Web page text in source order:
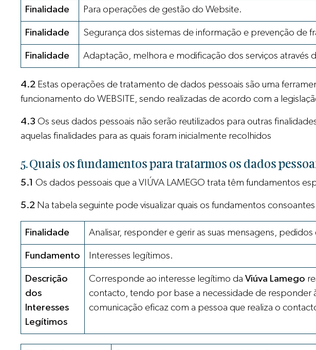
Finalidade Para operações de gestão do Website.
Finalidade Segurança dos sistemas de informação e prevenção de
Finalidade Adaptação, melhora e modificação dos serviços através
4.2 Estas operações de tratamento de dados pessoais são uma
funcionamento do WEBSITE, sendo realizadas de acordo com a
4.3 Os seus dados pessoais não serão reutilizados para outras
aquelas finalidades para as quais foram inicialmente recolhidos
5. Quais os fundamentos para tratarmos os dados
5.1 Os dados pessoais que a VIÚVA LAMEGO trata têm fundamentos
5.2 Na tabela seguinte pode visualizar quais os fundamentos
Finalidade Analisar, responder e gerir as suas mensagens,
Fundamento Interesses legítimos.
Descrição
dos
Interesses
Legítimos
Corresponde ao interesse legítimo daViúva Lamego
contacto, tendo por base a necessidade de responder
comunicação eficaz com a pessoa que realiza o